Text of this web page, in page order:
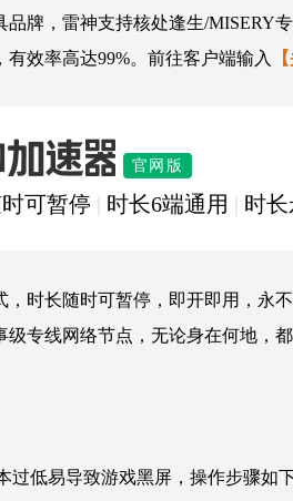
品牌，雷神支持核处逢生/MISERY
效率高达99%。前往客户端输入
速器 官网版
可暂停 时长6端通用 时
时长随时可暂停，即开即用，永
级专线网络节点，无论身在何地，
过低易导致游戏黑屏，操作步骤如